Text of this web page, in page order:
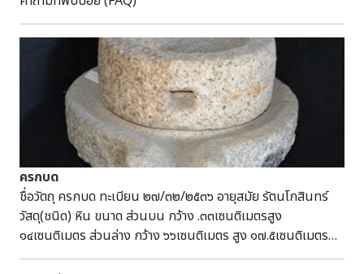
กรมศิลปากร นายประทีป เพ็งตะโก ผู้อำนวยการสำนักศิลปากรที่
๒ สุพรรณบุรี นายช่างโยธาและวิศกรควบคุมงาน เป็นผู้แถลงข่าว
ณ ห้องประชุมกรมศิลปากร ตามที่รายการเรื่องเล่าเสาร์ – อาทิตย์
ประจำวันอาทิตย์ที่ ๒๔ มิถุนายน ๒๕๕๕ รายการ เรื่องเล่าเช้านี้
ประจำวันจันทร์ที่ ๒๕ มิถุนายน ๒๕๕๕ ทางสถานีโทรทัศน์ไทยทีวีสี
ช่อง ๓ และหนังสือพิมพ์ข่าวสด หนังสือพิมพ์มติชน ฉบับวันจันทร์
ที่ ๒๕ มิถุนายน ๒๕๕๕ ได้เสนอข่าวเกี่ยวกับกุฏิพระโบราณ ที่วัดสิงห์
ตำบลสามโคก อำเภอสามโคก จังหวัดปทุมธานี พังทลายเสียหาย
ทั้งหมด สาเหตุจากช่างที่กรมศิลปากรจ้างมาซ่อมแซมบูรณ
ปฏิสังขรณ์ นั้น กรมศิลปากร โดยสำนักศิลปากรที่ ๒
สุพรรณบุรี ขอชี้แจงเกี่ยวกับประเด็นดังกล่าวดังนี้ ๑. วัดสิงห์
ตำบลสามโคก อำเภอสามโคก จังหวัดปทุมธานี ตั้งอยู่บนฝั่งตะวัน
ตกของแม่น้ำเจ้าพระยา เป็นวัดเก่าแก่ซึ่งยังปรากฏเจดีย์ โบสถ์
ครกบด
ชื่อวัตถุ ครกบด ทะเบียน ๒๗/๓๒/๒๕๓๖ อายุสมัย รัตนโกสินทร์
วัสดุ(ชนิด) หิน ขนาด ส่วนบน กว้าง .๓๓เซนติเมตรสูง
๑๔เซนติเมตร ส่วนล่าง กว้าง ๖๖เซนติเมตร สูง ๑๗.๕เซนติเมตร
สูงรวมฐาน ๓๑.๕เซนติเมตร ประวัติ เป็นของมาดารสำหรับโม่แป้ง